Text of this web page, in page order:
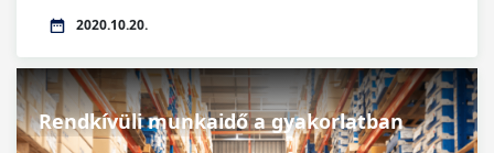
2020.10.20.
Rendkívüli munkaidő a gyakorlatban